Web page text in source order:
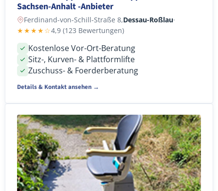
Sachsen-Anhalt -Anbieter
Ferdinand-von-Schill-Straße 8,Dessau-Roßlau·
★★★★☆4,9 (123 Bewertungen)
Kostenlose Vor-Ort-Beratung
Sitz-, Kurven- & Plattformlifte
Zuschuss- & Foerderberatung
Details & Kontakt ansehen →